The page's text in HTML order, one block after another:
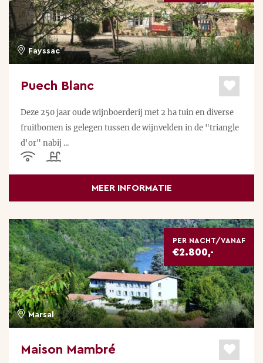
Fayssac
Puech Blanc
Deze 250 jaar oude wijnboerderij met 2 ha tuin en diverse
fruitbomen is gelegen tussen de wijnvelden in de "triangle
d'or" nabij ...
MEER INFORMATIE
PER NACHT/VANAF
€2.800,-
Marsal
Maison Mambré